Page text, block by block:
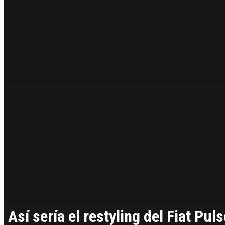
Así sería el restyling del Fiat